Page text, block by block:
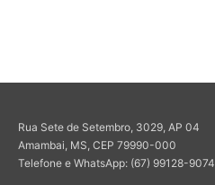
Rua Sete de Setembro, 3029, AP 04
Amambai, MS, CEP 79990-000
Telefone e WhatsApp: (67) 99128-9074